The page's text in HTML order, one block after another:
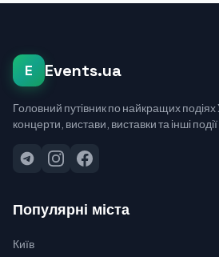
E Events.ua
Головний путівник по найкращих
концерти, вистави, виставки та інші
Популярні міста
Київ